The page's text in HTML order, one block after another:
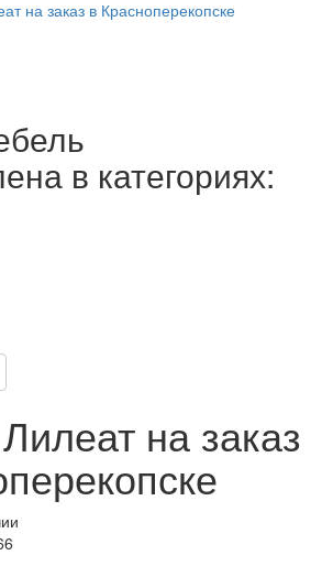
в категориях:
на заказ